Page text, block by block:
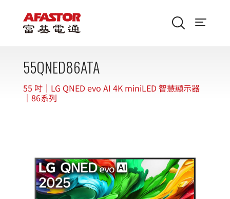
55QNED86ATA
55 吋｜LG QNED evo AI 4K miniLED 智慧顯示器
｜86系列